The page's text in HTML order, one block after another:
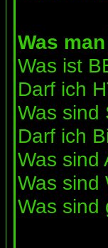
Was
Was ist
Darf ich
Was sind
Darf ich
Was sind
Was sind
Was sind